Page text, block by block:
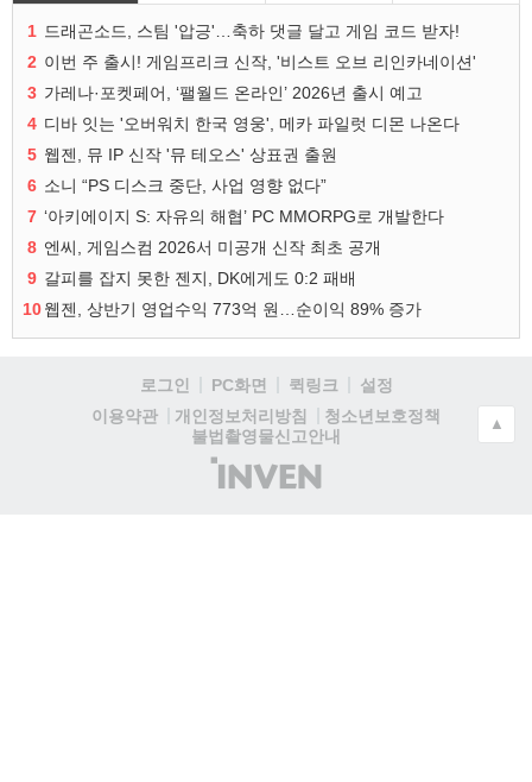
1 드래곤소드, 스팀 '압긍'…축하 댓글 달고 게임 코드 받자!
2 이번 주 출시! 게임프리크 신작, '비스트 오브 리인카네이션'
3 가레나·포켓페어, ‘팰월드 온라인’ 2026년 출시 예고
4 디바 잇는 '오버워치 한국 영웅', 메카 파일럿 디몬 나온다
5 웹젠, 뮤 IP 신작 '뮤 테오스' 상표권 출원
6 소니 “PS 디스크 중단, 사업 영향 없다”
7 ‘아키에이지 S: 자유의 해협’ PC MMORPG로 개발한다
8 엔씨, 게임스컴 2026서 미공개 신작 최초 공개
9 갈피를 잡지 못한 젠지, DK에게도 0:2 패배
10웹젠, 상반기 영업수익 773억 원…순이익 89% 증가
로그인 PC화면 퀵링크
설정
이용약관
개인정보처리방침
청소년보호정책
불법촬영물신고안내
(주)
인
▲